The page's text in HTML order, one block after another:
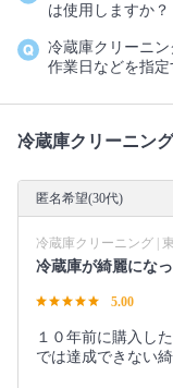
は使用しますか？
冷蔵庫クリーニ
作業日などを指
冷蔵庫クリーニン
匿名希望(30代)
冷蔵庫クリーニング |
冷蔵庫が綺麗にな
5.00
１０年前に購入し
では達成できない